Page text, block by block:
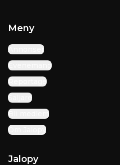
Meny
Annonser
Evenemang
Reportage
Säljare
Bli medlem
Om Jalopy
Jalopy